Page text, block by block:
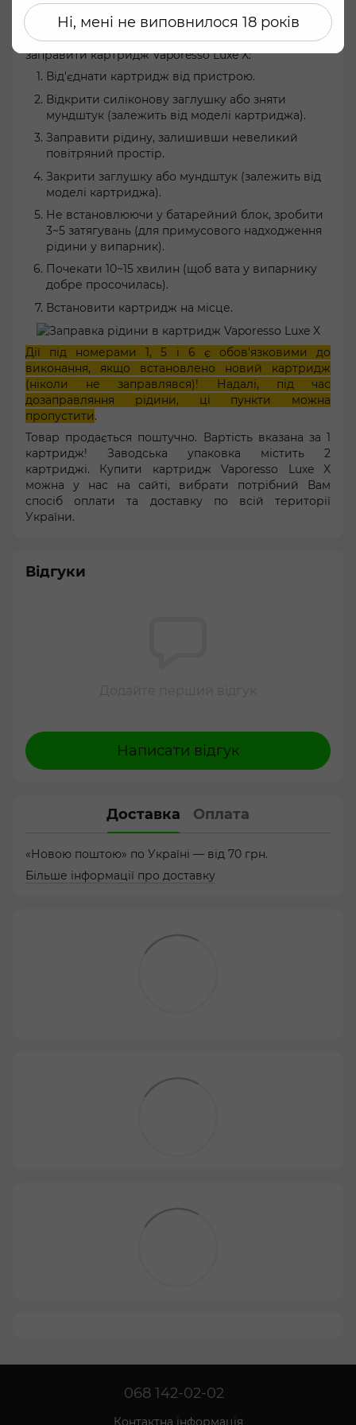
Ні, мені не виповнилося 18 років
Щоб не спалити новий картридж при першій
затяжці, його потрібно правильно просочити
рідиною. Покрокова інструкція, як правильно
заправити картридж Vaporesso Luxe X:
Від'єднати картридж від пристрою.
Відкрити силіконову заглушку або зняти
мундштук (залежить від моделі картриджа).
Заправити рідину, залишивши невеликий
повітряний простір.
Закрити заглушку або мундштук (залежить від
моделі картриджа).
Не встановлюючи у батарейний блок, зробити
3~5 затягувань (для примусового надходження
рідини у випарник).
Почекати 10~15 хвилин (щоб вата у випарнику
добре просочилась).
Встановити картридж на місце.
Дії під номерами 1, 5 і 6 є обов'язковими до
виконання, якщо встановлено новий картридж
(ніколи не заправлявся)! Надалі, під час
дозаправляння рідини, ці пункти можна
пропустити.
Товар продається поштучно. Вартість вказана за 1
картридж! Заводська упаковка містить 2
картриджі. Купити картридж Vaporesso Luxe X
можна у нас на сайті, вибрати потрібний Вам
спосіб оплати та доставку по всій території
України.
Відгуки
Написати відгук
Доставка Оплата
«Новою поштою» по Україні — від 70 грн.
Більше інформації про доставку
068 142-02-02
Контактна інформація